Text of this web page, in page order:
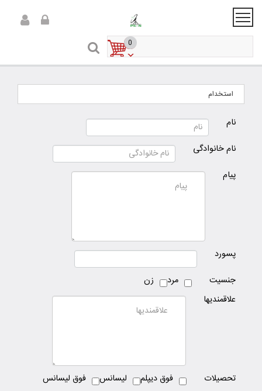
0
استخدام
نام
نام خانوادگی
پیام
پسورد
جنسیت
مرد
زن
علاقمندیها
تحصیلات فوق دیپلم لیسانس
فوق لیسانس